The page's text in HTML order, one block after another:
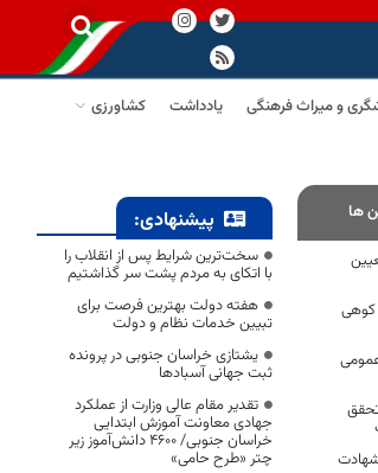
و میراث فرهنگی یادداشت
کشاورزی
ها
کوهی
شهادت
پیشنهادی:
سخت‌ترین شرایط پس از انقلاب را
با اتکای به مردم پشت سر گذاشتیم
هفته دولت بهترین فرصت برای
تبیین خدمات نظام و دولت
یشتازی خراسان جنوبی در پرونده
ثبت جهانی آسبادها
تقدیر مقام عالی وزارت از عملکرد
جهادی معاونت آموزش ابتدایی
خراسان جنوبی/ ۴۶۰۰ دانش‌آموز زیر
چتر «طرح حامی»